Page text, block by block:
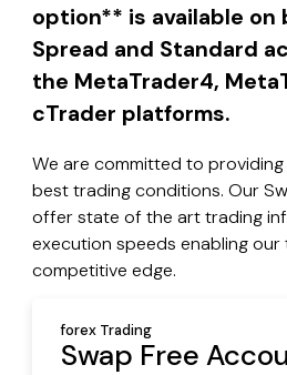
option** is available on
Spread and Standard
the MetaTrader4,
cTrader platforms.
We are committed to
best trading conditions. Our
offer state of the art trading
execution speeds enabling
competitive edge.
forex Trading
Swap Free